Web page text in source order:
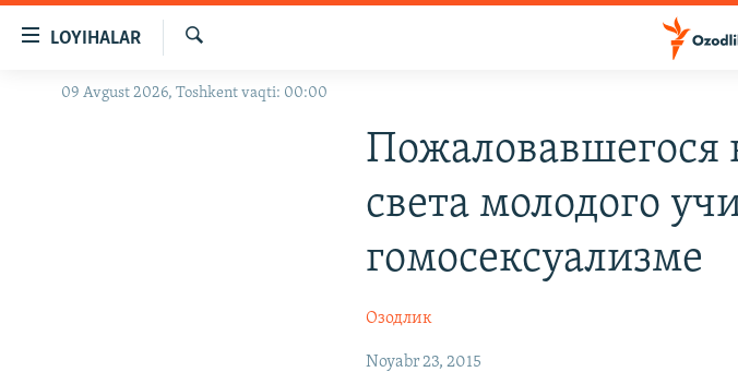
Бош
LOYIHALAR
OZODLIK SURISHTIRUVLARI
Излаш
09 Avgust 2026, Toshkent vaqti: 00:00
Пожаловавшегося
света молодого
гомосексуализме
Озодлик
Noyabr 23, 2015